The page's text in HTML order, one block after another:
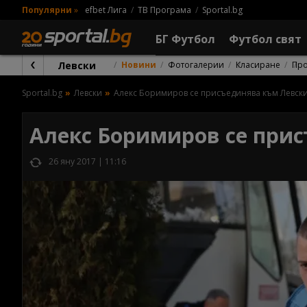
Популярни » efbet Лига ТВ Програма Sportal.bg
БГ Футбол Футбол свят
Левски Новини Фотогалерии Класиране
Sportal.bg Левски Алекс Боримиров се присъединява към
Алекс Боримиров се
26 яну 2017 | 11:16